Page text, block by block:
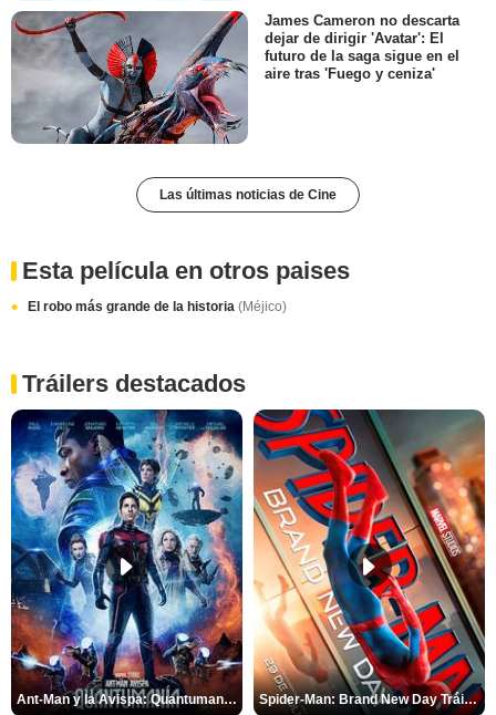
James Cameron no descarta
dejar de dirigir 'Avatar': El
futuro de la saga sigue en el
aire tras 'Fuego y ceniza'
Las últimas noticias de Cine
Esta película en otros paises
El robo más grande de la historia (Méjico)
Tráilers destacados
Ant-Man y la Avispa: Quantumanía Tráiler (2) Spider-Man: Brand New Day Tráiler (3)